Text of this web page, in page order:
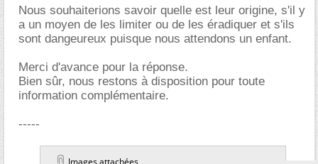
Nous souhaiterions savoir quelle est leur origine, s'il y
a un moyen de les limiter ou de les éradiquer et s'ils
sont dangeureux puisque nous attendons un enfant.
Merci d'avance pour la réponse.
Bien sûr, nous restons à disposition pour toute
information complémentaire.
-----
Images attachées